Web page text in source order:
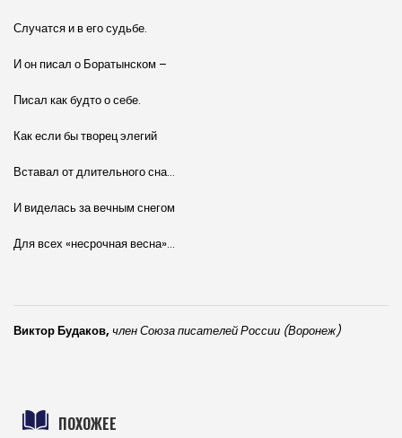
Случатся и в его судьбе.
И он писал о Боратынском –
Писал как будто о себе.
Как если бы творец элегий
Вставал от длительного сна…
И виделась за вечным снегом
Для всех «несрочная весна»…
Виктор Будаков, член Союза писателей России (Воронеж)
ПОХОЖЕЕ